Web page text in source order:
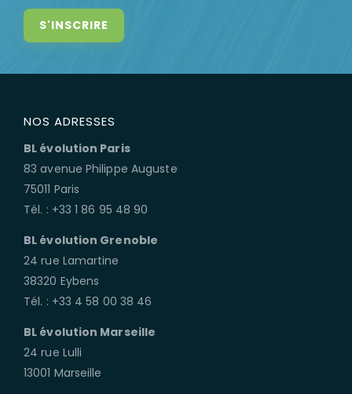
NOS ADRESSES
BL évolution Paris
83 avenue Philippe Auguste
75011 Paris
Tél. : +33 1 86 95 48 90
BL évolution Grenoble
24 rue Lamartine
38320 Eybens
Tél. : +33 4 58 00 38 46
BL évolution Marseille
24 rue Lulli
13001 Marseille